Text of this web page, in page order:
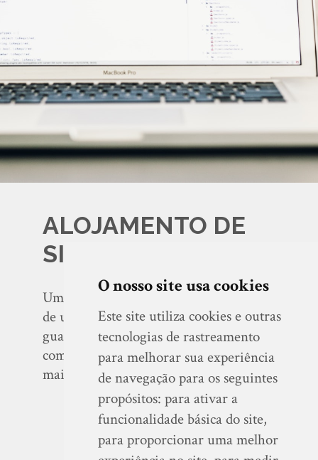
O nosso site usa cookies
Este site utiliza cookies e outras
tecnologias de rastreamento
para melhorar sua experiência
de navegação para os seguintes
propósitos: para ativar a
funcionalidade básica do site,
para proporcionar uma melhor
ALOJAMENTO DE
SITES
Um "alojamento" significa a utilização
de um servidor de Internet para
guardar (alojar) um website, assim
como para realizar a gestão dos e-
mails.